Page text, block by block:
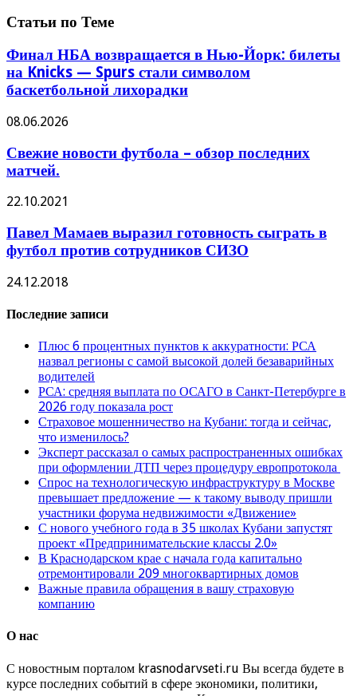
Статьи по Теме
Финал НБА возвращается в Нью-Йорк: билеты
на Knicks — Spurs стали символом
баскетбольной лихорадки
08.06.2026
Свежие новости футбола – обзор последних
матчей.
22.10.2021
Павел Мамаев выразил готовность сыграть в
футбол против сотрудников СИЗО
24.12.2018
Последние записи
Плюс 6 процентных пунктов к аккуратности: РСА
назвал регионы с самой высокой долей безаварийных
водителей
РСА: средняя выплата по ОСАГО в Санкт-Петербурге в
2026 году показала рост
Страховое мошенничество на Кубани: тогда и сейчас,
что изменилось?
Эксперт рассказал о самых распространенных ошибках
при оформлении ДТП через процедуру европротокола
Спрос на технологическую инфраструктуру в Москве
превышает предложение — к такому выводу пришли
участники форума недвижимости «Движение»
С нового учебного года в 35 школах Кубани запустят
проект «Предпринимательские классы 2.0»
В Краснодарском крае с начала года капитально
отремонтировали 209 многоквартирных домов
Важные правила обращения в вашу страховую
компанию
О нас
С новостным порталом krasnodarvseti.ru Вы всегда будете в
курсе последних событий в сфере экономики, политики,